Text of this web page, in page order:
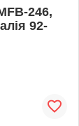
246,
92-